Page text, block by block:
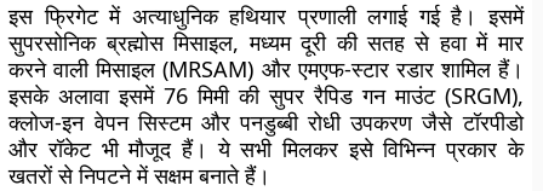
इस फ्रिगेट में अत्याधुनिक हथियार प्रणाली लगाई गई है। इसमें
सुपरसोनिक ब्रह्मोस मिसाइल, मध्यम दूरी की सतह से हवा में मार
करने वाली मिसाइल (MRSAM) और एमएफ-स्टार रडार शामिल हैं।
इसके अलावा इसमें 76 मिमी की सुपर रैपिड गन माउंट (SRGM),
क्लोज-इन वेपन सिस्टम और पनडुब्बी रोधी उपकरण जैसे टॉरपीडो
और रॉकेट भी मौजूद हैं। ये सभी मिलकर इसे विभिन्न प्रकार के
खतरों से निपटने में सक्षम बनाते हैं।